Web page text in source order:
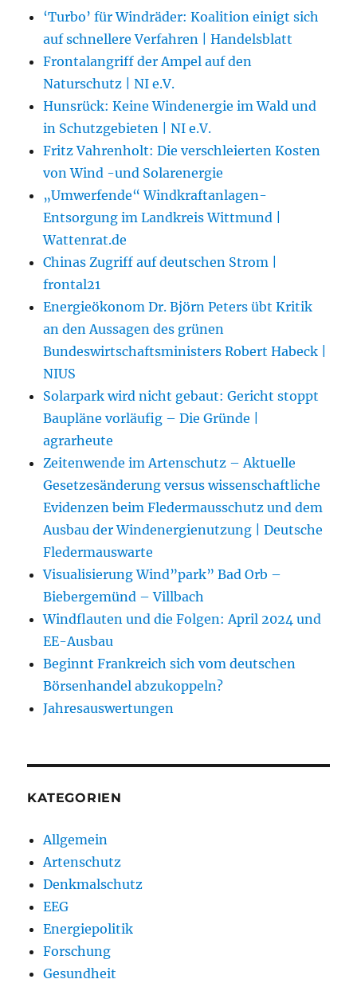
‘Turbo’ für Windräder: Koalition einigt sich
auf schnellere Verfahren | Handelsblatt
Frontalangriff der Ampel auf den
Naturschutz | NI e.V.
Hunsrück: Keine Windenergie im Wald und
in Schutzgebieten | NI e.V.
Fritz Vahrenholt: Die verschleierten Kosten
von Wind -und Solarenergie
„Umwerfende“ Windkraftanlagen-
Entsorgung im Landkreis Wittmund |
Wattenrat.de
Chinas Zugriff auf deutschen Strom |
frontal21
Energieökonom Dr. Björn Peters übt Kritik
an den Aussagen des grünen
Bundeswirtschaftsministers Robert Habeck |
NIUS
Solarpark wird nicht gebaut: Gericht stoppt
Baupläne vorläufig – Die Gründe |
agrarheute
Zeitenwende im Artenschutz – Aktuelle
Gesetzesänderung versus wissenschaftliche
Evidenzen beim Fledermausschutz und dem
Ausbau der Windenergienutzung | Deutsche
Fledermauswarte
Visualisierung Wind”park” Bad Orb –
Biebergemünd – Villbach
Windflauten und die Folgen: April 2024 und
EE-Ausbau
Beginnt Frankreich sich vom deutschen
Börsenhandel abzukoppeln?
Jahresauswertungen
KATEGORIEN
Allgemein
Artenschutz
Denkmalschutz
EEG
Energiepolitik
Forschung
Gesundheit